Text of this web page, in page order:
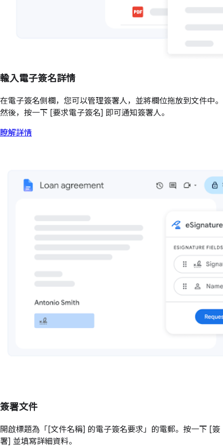
輸入電子簽名詳情
在電子簽名側欄，您可以管理簽署人，並將欄位拖放到文件中。
然後，按一下 [要求電子簽名] 即可通知簽署人。
瞭解詳情
簽署文件
開啟標題為「[文件名稱] 的電子簽名要求」的電郵。按一下 [簽
署] 並填寫詳細資料。